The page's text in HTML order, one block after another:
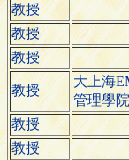
教授
教授
教授
教授
大上海
管理學
教授
教授